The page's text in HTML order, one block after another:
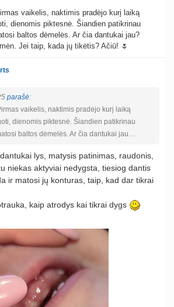
vaikelis, naktimis pradėjo kurį laiką
dienomis piktesnė. Šiandien patikrinau
baltos dėmelės. Ar čia dantukai jau?
Jei taip, kada jų tikėtis? Ačiū! 🌷
parašė:
vaikelis, naktimis pradėjo kurį laiką
dienomis piktesnė. Šiandien patikrinau
baltos dėmelės. Ar čia dantukai jau…
lys, matysis patinimas, raudonis,
niekas aktyviai nedygsta, tiesiog dantis
ir matosi jų konturas, taip, kad dar tikrai
kaip atrodys kai tikrai dygs